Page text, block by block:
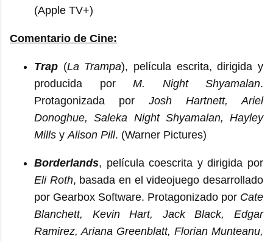
(Apple TV+)
Comentario de Cine:
Trap (La Trampa), película escrita, dirigida y
producida por M. Night Shyamalan.
Protagonizada por Josh Hartnett, Ariel
Donoghue, Saleka Night Shyamalan, Hayley
Mills y Alison Pill. (Warner Pictures)
Borderlands, película coescrita y dirigida por
Eli Roth, basada en el videojuego desarrollado
por Gearbox Software. Protagonizado por Cate
Blanchett, Kevin Hart, Jack Black, Edgar
Ramirez, Ariana Greenblatt, Florian Munteanu,